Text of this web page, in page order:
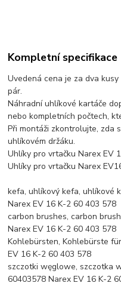
Kompletní specifikace
Uvedená cena je za dva
pár.
Náhradní uhlíkové kartáče
nebo kompletních počtech,
Při montáži zkontrolujte, zda
uhlíkovém držáku.
Uhlíky pro vrtačku Narex EV
Uhlíky pro vrtačku Narex
kefa, uhlíkový kefa, uhlíkové
Narex EV 16 K-2 60 403 578
carbon brushes, carbon
Narex EV 16 K-2 60 403 578
Kohlebürsten, Kohlebürste
EV 16 K-2 60 403 578
szczotki węglowe, szczotka
60403578 Narex EV 16 K-2